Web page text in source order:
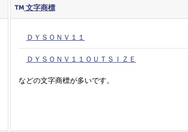
文字商標
ＤＹＳＯＮＶ１１
ＤＹＳＯＮＶ１１ＯＵＴＳＩＺＥ
などの文字商標が多いです。